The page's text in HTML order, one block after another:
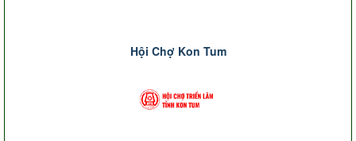
Hội Chợ Kon Tum